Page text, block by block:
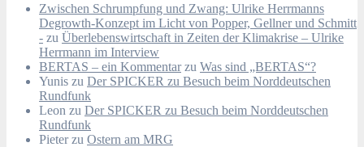
Zwischen Schrumpfung und Zwang: Ulrike Herrmanns
Degrowth-Konzept im Licht von Popper, Gellner und Schmitt
- zu Überlebenswirtschaft in Zeiten der Klimakrise – Ulrike
Herrmann im Interview
BERTAS – ein Kommentarzu Was sind „BERTAS“?
Yunis zu Der SPICKER zu Besuch beim Norddeutschen
Rundfunk
Leon zu Der SPICKER zu Besuch beim Norddeutschen
Rundfunk
Pieterzu Ostern am MRG